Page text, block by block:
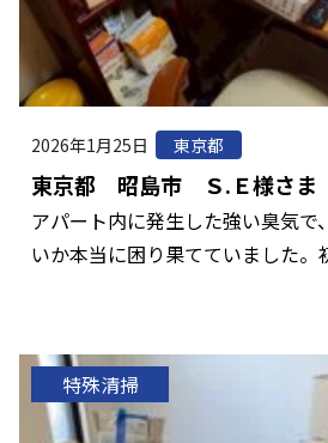
2026年1月25日 東京都
東京都 昭島市 Ｓ.Ｅ様さま
アパート内に発生した強い臭気で
いか本当に困り果てていました
特殊清掃